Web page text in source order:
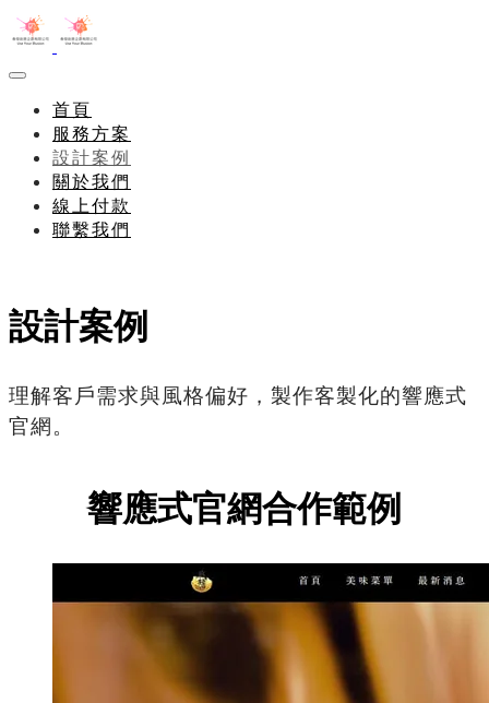
首頁
服務方案
設計案例
關於我們
線上付款
聯繫我們
設計案例
理解客戶需求與風格偏好，製作客製化的響應式
官網。
響應式官網合作範例